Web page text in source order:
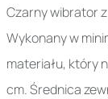
Czarny wibrator
Wykonany w
materiału, który
cm. Średnica